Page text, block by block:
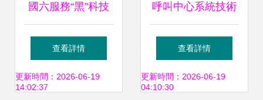
國六服務“黑”科技
數字化工具如何精
準賦能服務與呼叫
查看詳情
更新時間：2026-06-19
14:02:37
呼叫中心系統技術
賦能與業務外包服
務 南京申甌通信的
查看詳情
更新時間：2026-06-19
04:10:30